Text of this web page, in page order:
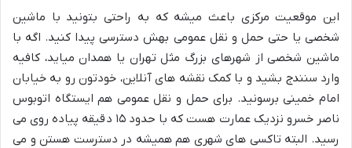
این موقعیت مرکزی باعث میشه که به راحتی بتونید با ماشین
شخصی یا حتی حمل و نقل عمومی بهش دسترسی پیدا کنید. اگه با
ماشین شخصی از شهرهای بزرگ مثل تهران یا همدان میاید، کافیه
وارد سنندج بشید و با کمک نقشه های آنلاین، خودتون رو به خیابان
امام خمینی برسونید. برای حمل و نقل عمومی هم ایستگاه اتوبوس
ناصر خسرو نزدیک عمارت هست که با حدود ۱۵ دقیقه پیاده روی می
رسید. البته تاکسی های شهری هم همیشه در دسترست هستن و می